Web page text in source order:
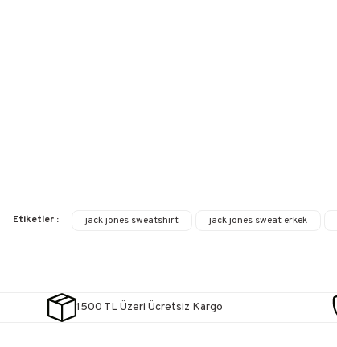
Etiketler : jack jones sweatshirt jack jones sweat erkek
1500 TL Üzeri Ücretsiz Kargo